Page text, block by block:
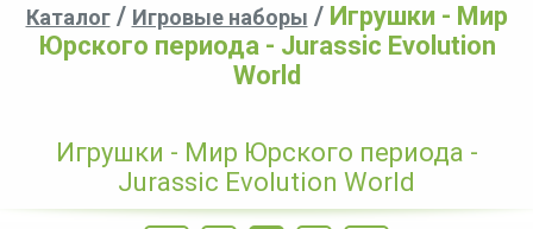
Каталог/ Игровые наборы / Игрушки - Мир
Юрского периода - Jurassic Evolution
World
Игрушки - Мир Юрского периода -
Jurassic Evolution World